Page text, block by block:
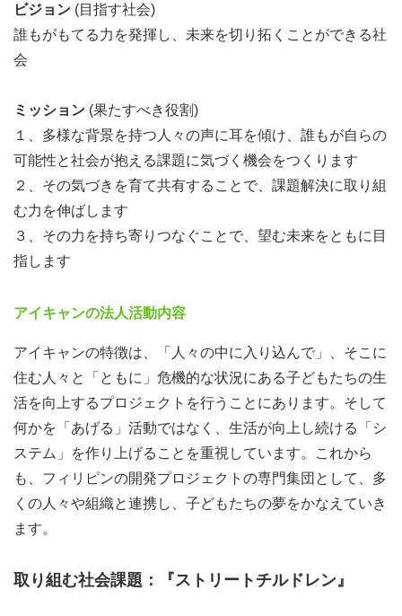
ビジョン (目指す社会)
誰もがもてる力を発揮し、未来を切り拓くことができる社
会
ミッション (果たすべき役割)
１、多様な背景を持つ人々の声に耳を傾け、誰もが自らの
可能性と社会が抱える課題に気づく機会をつくります
２、その気づきを育て共有することで、課題解決に取り組
む力を伸ばします
３、その力を持ち寄りつなぐことで、望む未来をともに目
指します
アイキャンの法人活動内容
アイキャンの特徴は、「人々の中に入り込んで」、そこに
住む人々と「ともに」危機的な状況にある子どもたちの生
活を向上するプロジェクトを行うことにあります。そして
何かを「あげる」活動ではなく、生活が向上し続ける「シ
ステム」を作り上げることを重視しています。これから
も、フィリピンの開発プロジェクトの専門集団として、多
くの人々や組織と連携し、子どもたちの夢をかなえていき
ます。
取り組む社会課題：『ストリートチルドレン』